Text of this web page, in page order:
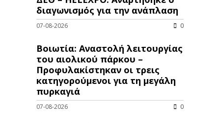
διαγωνισμός για την ανάπλαση
07-08-2026 0
Βοιωτία: Αναστολή λειτουργίας
του αιολικού πάρκου –
Προφυλακίστηκαν οι τρεις
κατηγορούμενοι για τη μεγάλη
πυρκαγιά
07-08-2026 0